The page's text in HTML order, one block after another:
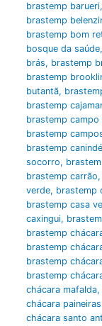
brastemp barueri,
brastemp
brastemp bom
bosque da saúde,
brás, brastemp
brastemp
butantã,
brastemp cajamar
brastemp campo
brastemp
brastemp canindé
socorro,
brastemp carrão,
verde, brastemp
brastemp casa
caxingui,
brastemp
brastemp
brastemp
brastemp
chácara mafalda,
chácara paineiras
chácara santo